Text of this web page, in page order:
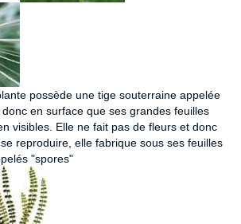
possède une tige souterraine appelée
en surface que ses grandes feuilles
visibles. Elle ne fait pas de fleurs et donc
reproduire, elle fabrique sous ses feuilles
"spores"